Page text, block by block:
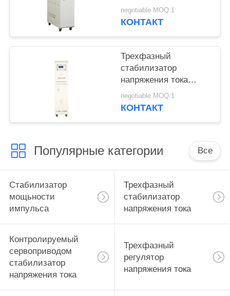
80KVA на
стабилизация
России SBW
negotiable MOQ:1
КОНТАКТ
Трехфазный
стабилизатор
напряжения тока
200KVA на регулятор
380VAC±20% 50Hz
negotiable MOQ:1
КОНТАКТ
Популярные категории Все
Стабилизатор
мощьности
импульса
Трехфазный
стабилизатор
напряжения тока
Контролируемый
сервоприводом
стабилизатор
напряжения тока
Трехфазный
регулятор
напряжения тока